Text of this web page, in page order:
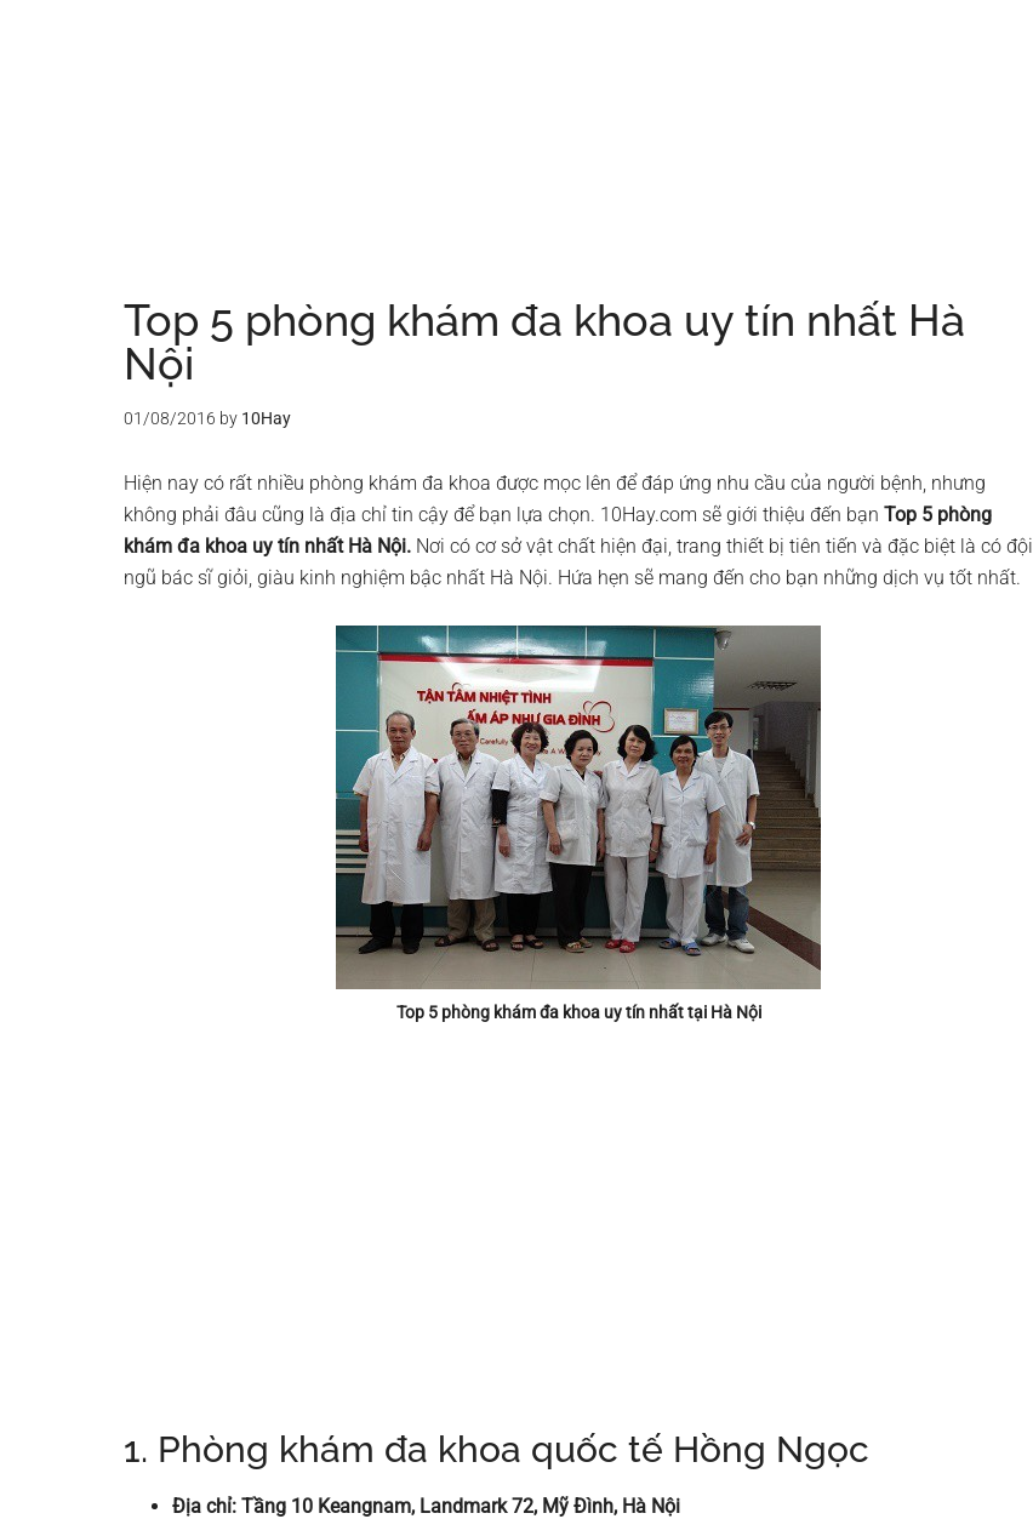
Top 5 phòng khám đa khoa uy tín nhất Hà
Nội
01/08/2016 by 10Hay
Hiện nay có rất nhiều phòng khám đa khoa được mọc lên để đáp ứng nhu cầu của người bệnh, nhưng
không phải đâu cũng là địa chỉ tin cậy để bạn lựa chọn. 10Hay.com sẽ giới thiệu đến bạn Top 5 phòng
khám đa khoa uy tín nhất Hà Nội. Nơi có cơ sở vật chất hiện đại, trang thiết bị tiên tiến và đặc biệt là có đội
ngũ bác sĩ giỏi, giàu kinh nghiệm bậc nhất Hà Nội. Hứa hẹn sẽ mang đến cho bạn những dịch vụ tốt nhất.
Top 5 phòng khám đa khoa uy tín nhất tại Hà Nội
1. Phòng khám đa khoa quốc tế Hồng Ngọc
Địa chỉ: Tầng 10 Keangnam, Landmark 72, Mỹ Đình, Hà Nội